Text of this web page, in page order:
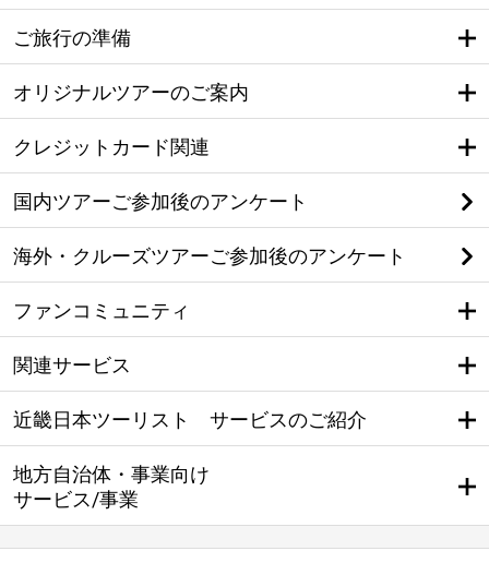
ご旅行の準備
オリジナルツアーのご案内
クレジットカード関連
国内ツアーご参加後のアンケート
海外・クルーズツアーご参加後のアンケート
ファンコミュニティ
関連サービス
近畿日本ツーリスト サービスのご紹介
地方自治体・事業向け
サービス/事業